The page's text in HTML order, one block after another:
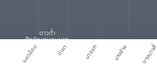
แควอ้อม ท่าคา บางแค บางช้าง บางนางลี่
ดาวต่ำ
สัดส่วนคนจนมาก